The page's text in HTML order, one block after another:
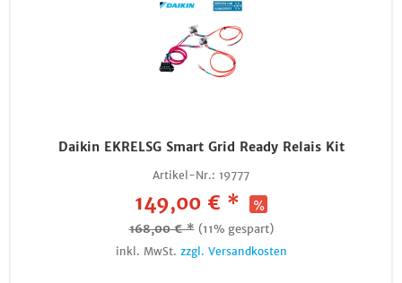
Daikin EKRELSG Smart Grid Ready Relais Kit
Artikel-Nr.: 19777
149,00 € *
168,00 € * (11% gespart)
inkl. MwSt. zzgl. Versandkosten